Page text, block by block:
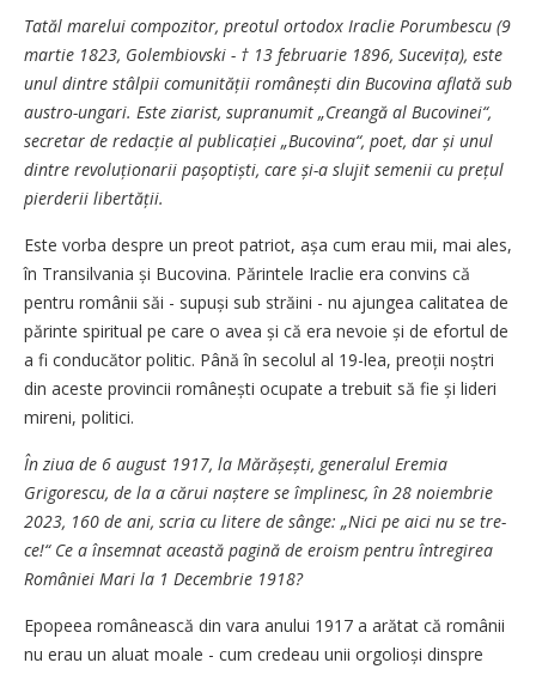
Tatăl marelui compozitor, preotul ortodox Iraclie Porumbescu (9
martie 1823, Golembiovski - † 13 februarie 1896, Sucevița), este
unul dintre stâlpii comu­ni­tății româ­nești din Bucovina aflată sub
austro-ungari. Este ziarist, supranumit „Creangă al Bucovinei“,
secretar de redac­ție al publi­cației „Bucovina“, poet, dar și unul
dintre revolu­țio­narii pașoptiști, care și-a slujit semenii cu prețul
pierderii libertății.
Este vorba despre un preot patriot, așa cum erau mii, mai ales,
în Transilvania și Bucovina. Părintele Iraclie era convins că
pentru românii săi - supuși sub străini - nu ajungea calitatea de
părinte spiritual pe care o avea și că era nevoie și de efortul de
a fi conducător politic. Până în secolul al 19-lea, preoții noștri
din aceste provincii românești ocupate a trebuit să fie și lideri
mireni, politici.
În ziua de 6 august 1917, la Mă­ră­șești, generalul Eremia
Grigorescu, de la a cărui naștere se împlinesc, în 28 noiembrie
2023, 160 de ani, scria cu litere de sânge: „Nici pe aici nu se tre­
ce!“ Ce a însemnat această pagină de eroism pentru întregirea
României Mari la 1 Decembrie 1918?
Epopeea românească din vara anului 1917 a arătat că românii
nu erau un aluat moale - cum credeau unii orgolioși dinspre